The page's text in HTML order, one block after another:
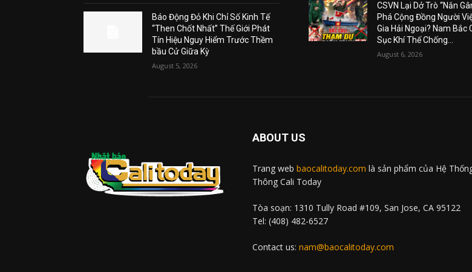
Báo Động Đỏ Khi Chỉ Số Kinh Tế
“Then Chốt Nhất” Thế Giới Phát
Tín Hiệu Nguy Hiểm Trước Thềm
bầu Cử Giữa Kỳ
August 5, 2026
CSVN Lại Dở Trò “Nắn
Phá Cộng Đồng Người
Gia Hải Ngoại? Nam Bắc
Sục Khí Thế Chống...
August 6, 2026
ABOUT US
Trang web baocalitoday.com là sản phẩm của Hệ
Thông Cali Today
Tòa soạn: 1310 Tully Road #109, San Jose, CA 95122
Tel: (408) 482-6527
Contact us: nam@baocalitoday.com